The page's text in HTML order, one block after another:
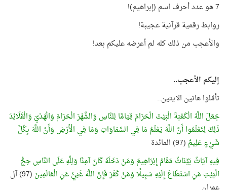
7 هو عدد أحرف اسم (إبراهيم)!
روابط رقمية قرآنية عجيبة!
والأعجب من ذلك كله لم أعرضه عليكم بعد!
إليكم الأعجب..
تأمّلوا هاتين الآيتين..
جَعَلَ اللَّهُ الْكَعْبَةَ الْبَيْتَ الْحَرَامَ قِيَامًا لِلنَّاسِ وَالشَّهْرَ الْحَرَامَ وَالْهَدْيَ وَالْقَلَائِدَ
ذَلِكَ لِتَعْلَمُوا أَنَّ اللَّهَ يَعْلَمُ مَا فِي السَّمَاوَاتِ وَمَا فِي الْأَرْضِ وَأَنَّ اللَّهَ بِكُلِّ
شَيْءٍ عَلِيمٌ (97) المائدة
فِيهِ آيَاتٌ بَيِّنَاتٌ مَقَامُ إِبْرَاهِيمَ وَمَنْ دَخَلَهُ كَانَ آمِنًا وَلِلَّهِ عَلَى النَّاسِ حِجُّ
الْبَيْتِ مَنِ اسْتَطَاعَ إِلَيْهِ سَبِيلًا وَمَنْ كَفَرَ فَإِنَّ اللَّهَ غَنِيٌّ عَنِ الْعَالَمِينَ
(97) آل